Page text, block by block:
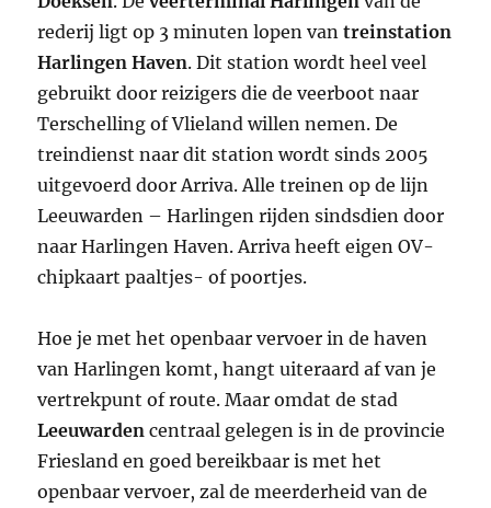
rederij ligt op 3 minuten lopen vantreinstation
Harlingen Haven. Dit station wordt heel veel
gebruikt door reizigers die de veerboot naar
Terschelling of Vlieland willen nemen. De
treindienst naar dit station wordt sinds 2005
uitgevoerd door Arriva. Alle treinen op de lijn
Leeuwarden – Harlingen rijden sindsdien door
naar Harlingen Haven. Arriva heeft eigen OV-
chipkaart paaltjes- of poortjes.
Hoe je met het openbaar vervoer in de haven
van Harlingen komt, hangt uiteraard af van je
vertrekpunt of route. Maar omdat de stad
Leeuwarden centraal gelegen is in de provincie
Friesland en goed bereikbaar is met het
openbaar vervoer, zal de meerderheid van de